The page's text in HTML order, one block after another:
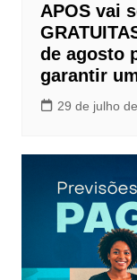
APOS vai
de agosto
garantir
29 de julho